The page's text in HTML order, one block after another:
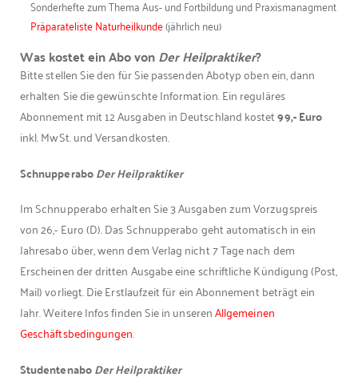
Sonderhefte zum Thema Aus- und Fortbildung und Praxismanagment
Präparateliste Naturheilkunde(jährlich neu)
Was kostet ein Abo vonDer Heilpraktiker?
Bitte stellen Sie den für Sie passenden Abotyp oben ein, dann
erhalten Sie die gewünschte Information. Ein reguläres
Abonnement mit 12 Ausgaben in Deutschland kostet99,- Euro
inkl. MwSt. und Versandkosten.
SchnupperaboDer Heilpraktiker
Im Schnupperabo erhalten Sie 3 Ausgaben zum Vorzugspreis
von 26,- Euro (D). Das Schnupperabo geht automatisch in ein
Jahresabo über,wenn dem Verlag nicht 7 Tage nach dem
Erscheinen derdritten Ausgabe eine schriftliche Kündigung (Post,
Mail) vorliegt. Die Erstlaufzeit für ein Abonnement beträgt ein
Jahr. Weitere Infos finden Sie in unserenAllgemeinen
Geschäftsbedingungen.
StudentenaboDer Heilpraktiker